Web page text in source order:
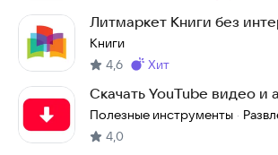
Литмаркет Книги без
Книги
4,6 Метка
хит
Скачать YouTube видео и
Loader
Полезные инструменты ·
4,0